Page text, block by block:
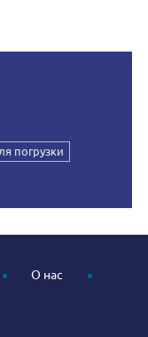
погрузки
О нас